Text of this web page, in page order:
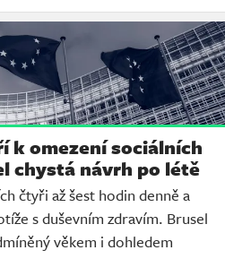
k omezení sociálních
chystá návrh po létě
čtyři až šest hodin denně a
s duševním zdravím. Brusel
věkem i dohledem